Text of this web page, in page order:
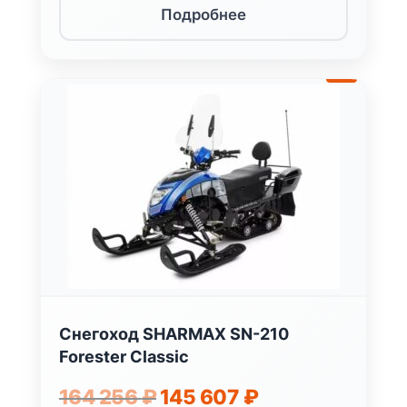
Подробнее
Снегоход SHARMAX SN-210
Forester Classic
164 256₽ Первоначальная
145 607 ₽Текущая